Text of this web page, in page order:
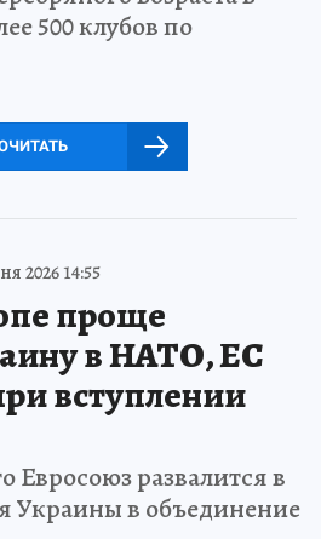
500 клубов по
2026 14:55
проще
в НАТО, ЕС
вступлении
Евросоюз развалится в
Украины в объединение